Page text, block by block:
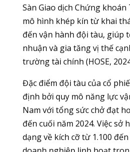
Sàn Giao dịch Chứng khoán
mô hình khép kín từ khai
đến vận hành đội tàu, giúp
nhuận và gia tăng vị thế
trường tài chính (HOSE,
Đặc điểm đội tàu của cổ
định bởi quy mô năng lực
Nam với tổng sức chở đạt
đến cuối năm 2024. Việc sở
dạng về kích cỡ từ 1.100